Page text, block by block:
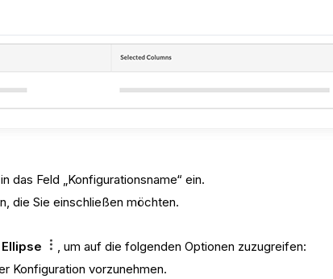
das Feld „Konfigurationsname“ ein.
die Sie einschließen möchten.
, um auf die folgenden Optionen zuzugreifen:
Konfiguration vorzunehmen.